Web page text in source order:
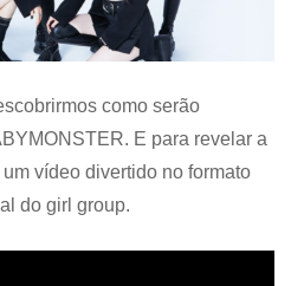
como serão
E para revelar a
vídeo divertido no formato
do girl group.